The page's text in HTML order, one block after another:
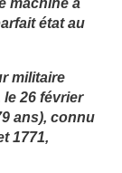
état au
militaire
le 26 février
ans), connu
1771,